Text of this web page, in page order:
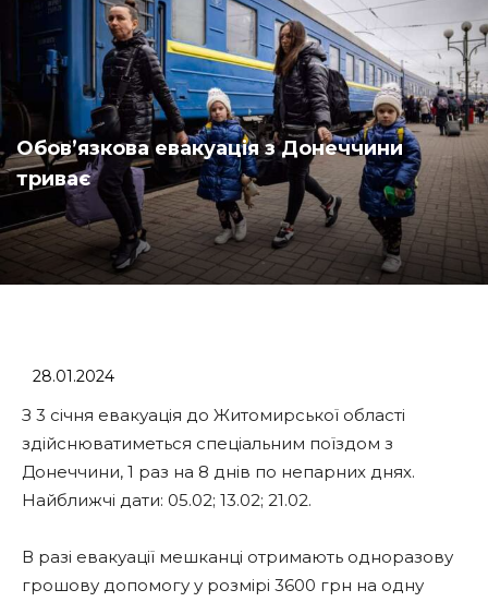
Обовʼязкова евакуація з Донеччини
триває
28.01.2024
З 3 січня евакуація до Житомирської області
здійснюватиметься спеціальним поїздом з
Донеччини, 1 раз на 8 днів по непарних днях.
Найближчі дати: 05.02; 13.02; 21.02.
В разі евакуації мешканці отримають одноразову
грошову допомогу у розмірі 3600 грн на одну